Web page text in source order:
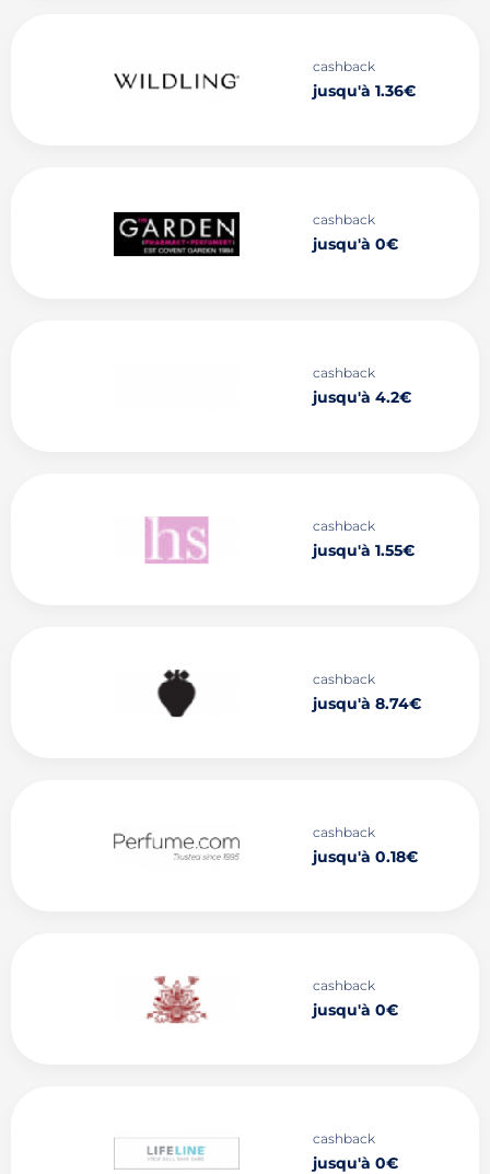
cashback
jusqu'à 1.36€
cashback
jusqu'à 0€
cashback
jusqu'à 4.2€
cashback
jusqu'à 1.55€
cashback
jusqu'à 8.74€
cashback
jusqu'à 0.18€
cashback
jusqu'à 0€
cashback
jusqu'à 0€